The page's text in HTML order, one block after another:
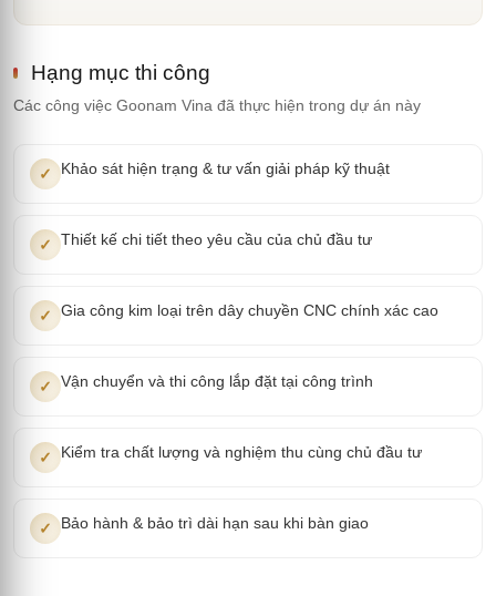
Hạng mục thi công
Các công việc Goonam Vina đã thực hiện trong dự án này
✓ Khảo sát hiện trạng & tư vấn giải pháp kỹ thuật
✓ Thiết kế chi tiết theo yêu cầu của chủ đầu tư
✓ Gia công kim loại trên dây chuyền CNC chính xác cao
✓ Vận chuyển và thi công lắp đặt tại công trình
✓ Kiểm tra chất lượng và nghiệm thu cùng chủ đầu tư
✓ Bảo hành & bảo trì dài hạn sau khi bàn giao